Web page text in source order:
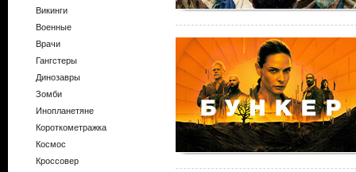
Викинги
Военные
Врачи
Гангстеры
Динозавры
Зомби
Инопланетяне
Короткометражка
Космос
Кроссовер